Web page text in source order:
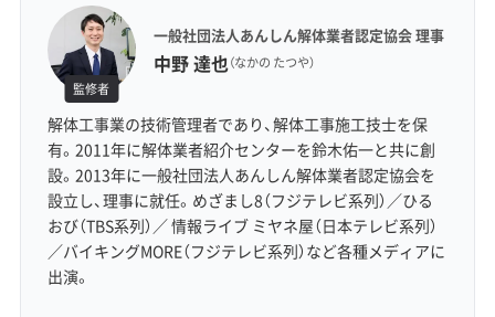
監修者
一般社団法人あんしん解体業者認定協会 理事
中野 達也（なかの たつや）
解体工事業の技術管理者であり、解体工事施工技士を保
有。2011年に解体業者紹介センターを鈴木佑一と共に創
設。2013年に一般社団法人あんしん解体業者認定協会を
設立し、理事に就任。めざまし8（フジテレビ系列）／ひる
おび（TBS系列）／ 情報ライブ ミヤネ屋（日本テレビ系列）
／バイキングMORE（フジテレビ系列）など各種メディアに
出演。